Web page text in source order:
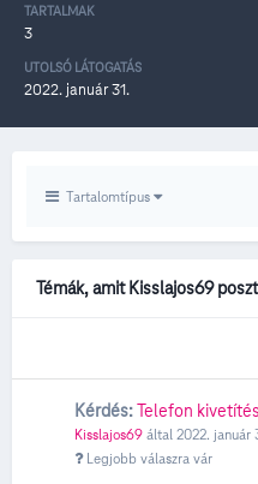
TARTALMAK
3
UTOLSÓ LÁTOGATÁS
2022. január 31.
Tartalomtípus
Témák, amit Kisslajos69
Kérdés:Telefon
Kisslajos69 által 2022. január
Legjobb válaszra vár